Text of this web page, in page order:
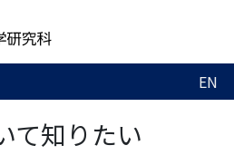
EN
て知りたい